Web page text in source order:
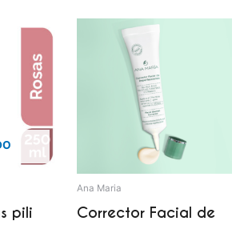
pili
Ana Maria
Corrector Facial de